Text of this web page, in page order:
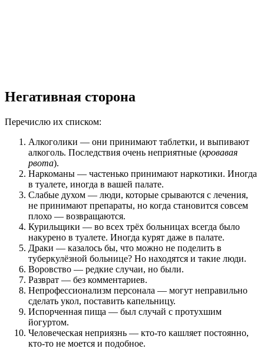
Негативная сторона
Перечислю их списком:
Алкоголики — они принимают таблетки, и выпивают
алкоголь. Последствия очень неприятные (кровавая
рвота).
Наркоманы — частенько принимают наркотики. Иногда
в туалете, иногда в вашей палате.
Слабые духом — люди, которые срываются с лечения,
не принимают препараты, но когда становится совсем
плохо — возвращаются.
Курильщики — во всех трёх больницах всегда было
накурено в туалете. Иногда курят даже в палате.
Драки — казалось бы, что можно не поделить в
туберкулёзной больнице? Но находятся и такие люди.
Воровство — редкие случаи, но были.
Разврат — без комментариев.
Непрофессионализм персонала — могут неправильно
сделать укол, поставить капельницу.
Испорченная пища — был случай с протухшим
йогуртом.
Человеческая неприязнь — кто-то кашляет постоянно,
кто-то не моется и подобное.